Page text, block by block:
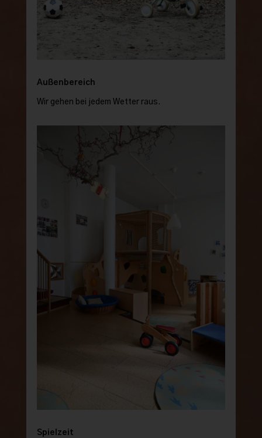
Außenbereich
Wir gehen bei jedem Wetter raus.
Spielzeit